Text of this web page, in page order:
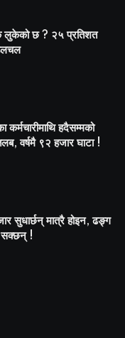
लुकेको छ ? २५ प्रतिशत
हदैसम्मको
वर्षमै ९२ हजार घाटा !
सुधार्छन् मात्रै होइन, ढङ्ग
सक्छन् !